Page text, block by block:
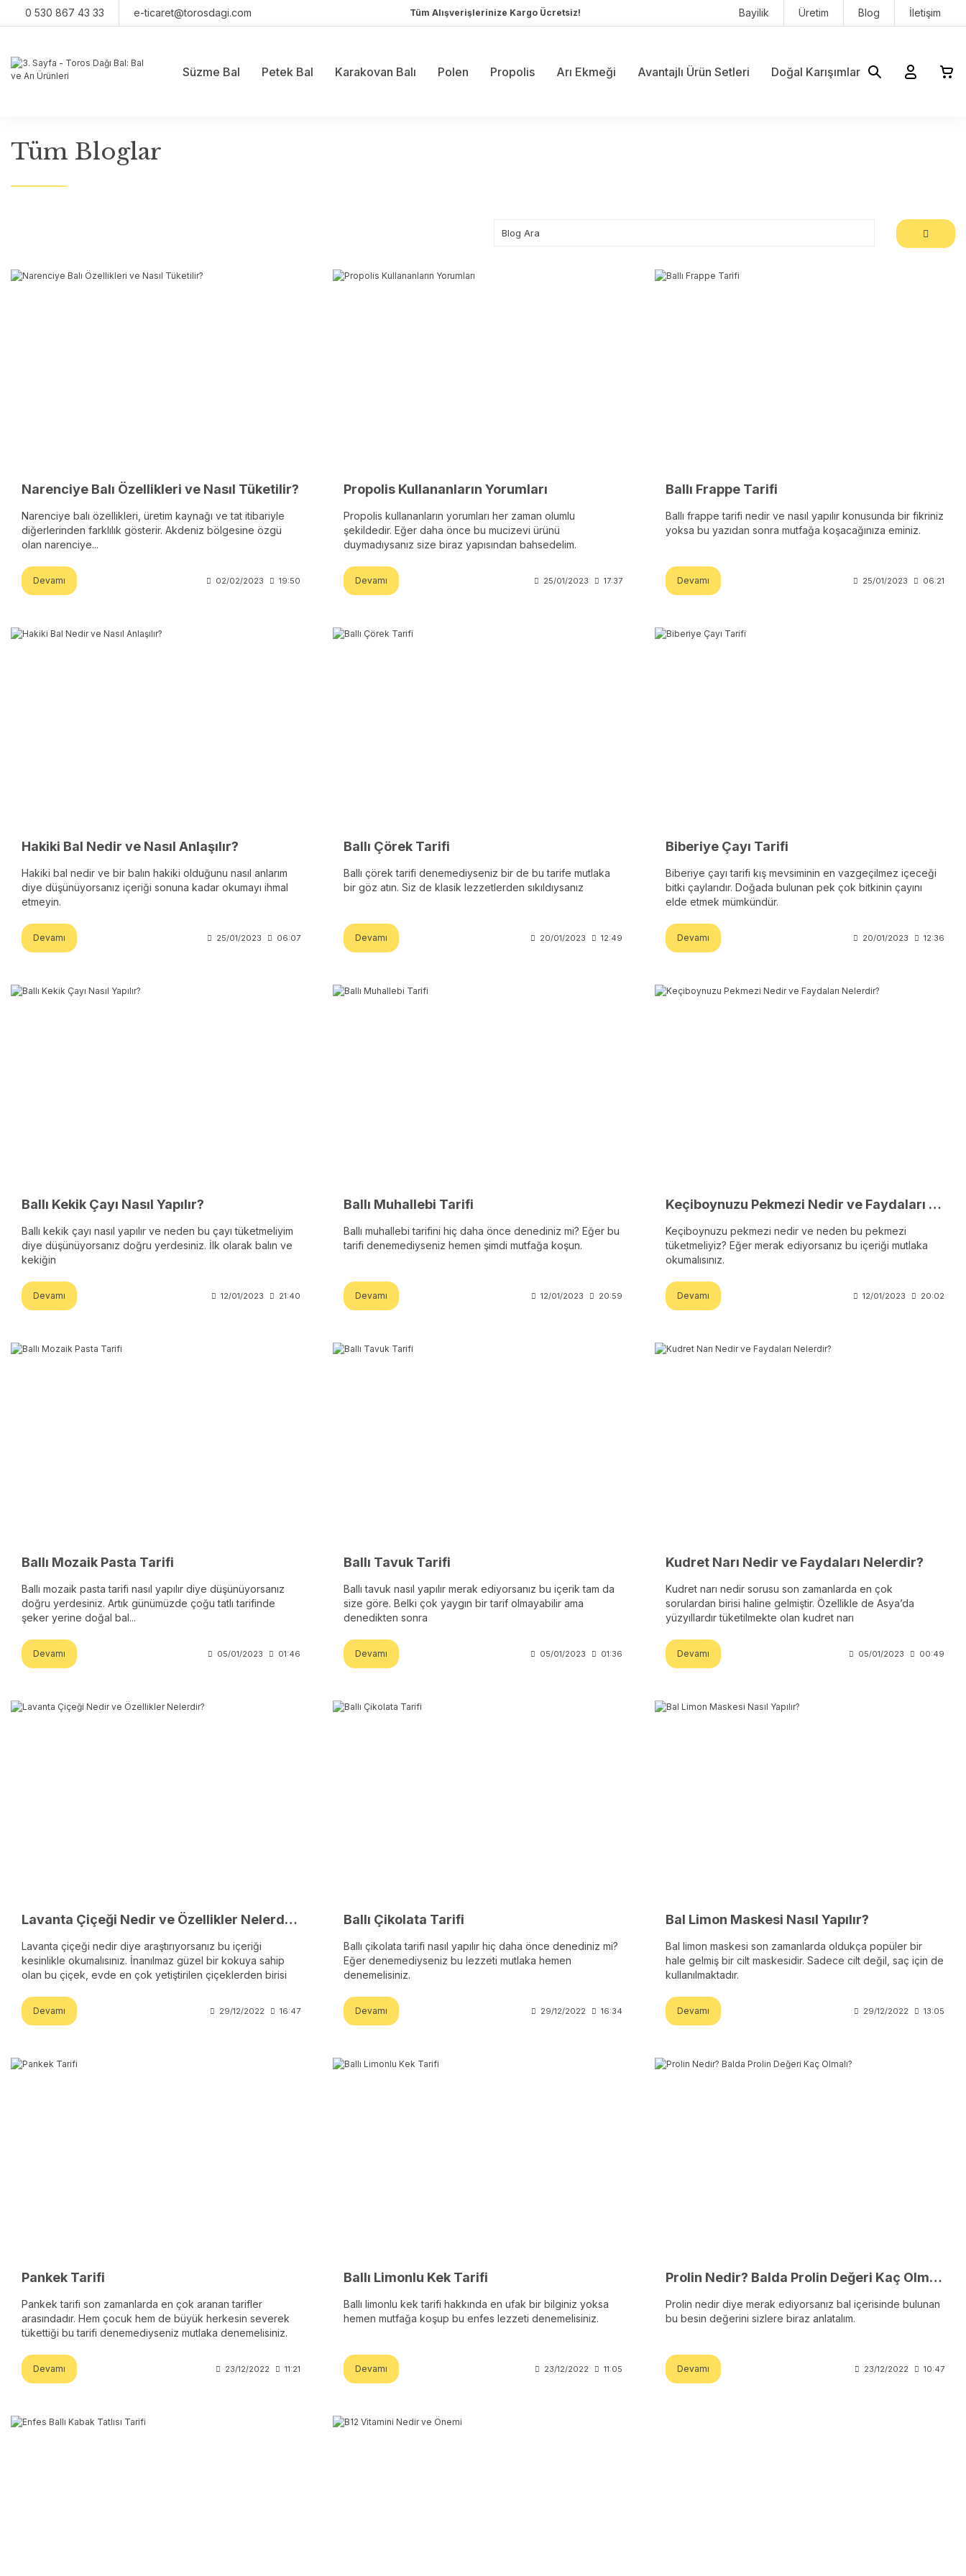
0 530 867 43 33 e-ticaret@torosdagi.com Tüm Alışverişlerinize Kargo Ücretsiz! Bayilik Üretim Blog İletişim
Süzme Bal Petek Bal Karakovan Balı Polen Propolis Arı Ekmeği Avantajlı Ürün Setleri Doğal Karışımlar
Tüm Bloglar
Narenciye Balı Özellikleri ve Nasıl Tüketilir?
Narenciye balı özellikleri, üretim kaynağı ve tat itibariyle
diğerlerinden farklılık gösterir. Akdeniz bölgesine özgü
olan narenciye...
Devamı 02/02/2023 19:50
Propolis Kullananların Yorumları
Propolis kullananların yorumları her zaman olumlu
şekildedir. Eğer daha önce bu mucizevi ürünü
duymadıysanız size biraz yapısından bahsedelim.
Devamı 25/01/2023 17:37
Ballı Frappe Tarifi
Ballı frappe tarifi nedir ve nasıl yapılır konusunda bir fikriniz
yoksa bu yazıdan sonra mutfağa koşacağınıza eminiz.
Devamı 25/01/2023 06:21
Hakiki Bal Nedir ve Nasıl Anlaşılır?
Hakiki bal nedir ve bir balın hakiki olduğunu nasıl anlarım
diye düşünüyorsanız içeriği sonuna kadar okumayı ihmal
etmeyin.
Devamı 25/01/2023 06:07
Ballı Çörek Tarifi
Ballı çörek tarifi denemediyseniz bir de bu tarife mutlaka
bir göz atın. Siz de klasik lezzetlerden sıkıldıysanız
Devamı 20/01/2023 12:49
Biberiye Çayı Tarifi
Biberiye çayı tarifi kış mevsiminin en vazgeçilmez içeceği
bitki çaylarıdır. Doğada bulunan pek çok bitkinin çayını
elde etmek mümkündür.
Devamı 20/01/2023 12:36
Ballı Kekik Çayı Nasıl Yapılır?
Ballı kekik çayı nasıl yapılır ve neden bu çayı tüketmeliyim
diye düşünüyorsanız doğru yerdesiniz. İlk olarak balın ve
kekiğin
Devamı 12/01/2023 21:40
Ballı Muhallebi Tarifi
Ballı muhallebi tarifini hiç daha önce denediniz mi? Eğer bu
tarifi denemediyseniz hemen şimdi mutfağa koşun.
Devamı 12/01/2023 20:59
Keçiboynuzu Pekmezi Nedir ve Faydaları Nelerdir?
Keçiboynuzu pekmezi nedir ve neden bu pekmezi
tüketmeliyiz? Eğer merak ediyorsanız bu içeriği mutlaka
okumalısınız.
Devamı 12/01/2023 20:02
Ballı Mozaik Pasta Tarifi
Ballı mozaik pasta tarifi nasıl yapılır diye düşünüyorsanız
doğru yerdesiniz. Artık günümüzde çoğu tatlı tarifinde
şeker yerine doğal bal...
Devamı 05/01/2023 01:46
Ballı Tavuk Tarifi
Ballı tavuk nasıl yapılır merak ediyorsanız bu içerik tam da
size göre. Belki çok yaygın bir tarif olmayabilir ama
denedikten sonra
Devamı 05/01/2023 01:36
Kudret Narı Nedir ve Faydaları Nelerdir?
Kudret narı nedir sorusu son zamanlarda en çok
sorulardan birisi haline gelmiştir. Özellikle de Asya’da
yüzyıllardır tüketilmekte olan kudret narı
Devamı 05/01/2023 00:49
Lavanta Çiçeği Nedir ve Özellikler Nelerdir?
Lavanta çiçeği nedir diye araştırıyorsanız bu içeriği
kesinlikle okumalısınız. İnanılmaz güzel bir kokuya sahip
olan bu çiçek, evde en çok yetiştirilen çiçeklerden birisi
Devamı 29/12/2022 16:47
Ballı Çikolata Tarifi
Ballı çikolata tarifi nasıl yapılır hiç daha önce denediniz mi?
Eğer denemediyseniz bu lezzeti mutlaka hemen
denemelisiniz.
Devamı 29/12/2022 16:34
Bal Limon Maskesi Nasıl Yapılır?
Bal limon maskesi son zamanlarda oldukça popüler bir
hale gelmiş bir cilt maskesidir. Sadece cilt değil, saç için de
kullanılmaktadır.
Devamı 29/12/2022 13:05
Pankek Tarifi
Pankek tarifi son zamanlarda en çok aranan tarifler
arasındadır. Hem çocuk hem de büyük herkesin severek
tükettiği bu tarifi denemediyseniz mutlaka denemelisiniz.
Devamı 23/12/2022 11:21
Ballı Limonlu Kek Tarifi
Ballı limonlu kek tarifi hakkında en ufak bir bilginiz yoksa
hemen mutfağa koşup bu enfes lezzeti denemelisiniz.
Devamı 23/12/2022 11:05
Prolin Nedir? Balda Prolin Değeri Kaç Olmalı?
Prolin nedir diye merak ediyorsanız bal içerisinde bulunan
bu besin değerini sizlere biraz anlatalım.
Devamı 23/12/2022 10:47